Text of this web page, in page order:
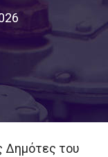
Δημότες του